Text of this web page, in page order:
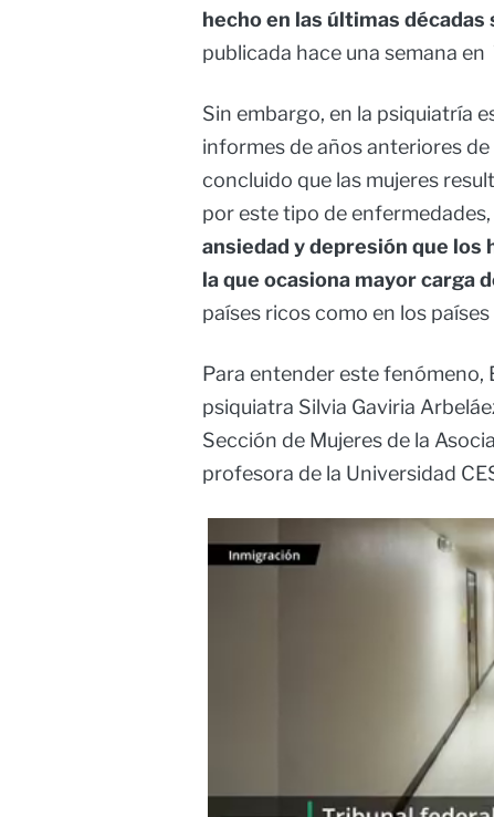
hecho en las últimas
publicada hace una semana en
Sin embargo, en la psiquiatría
informes de años anteriores
concluido que las mujeres
por este tipo de enfermedades,
ansiedad y depresión que los
la que ocasiona mayor carga
países ricos como en los
Para entender este fenómeno,
psiquiatra Silvia Gaviria
Sección de Mujeres de la
profesora de la Universidad